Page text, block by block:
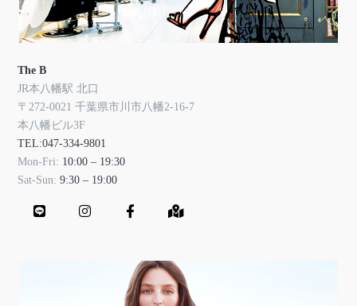
The B
JR本八幡駅 北口
〒272-0021 千葉県市川市八幡2-16-7
本八幡ビル3F
TEL:047-334-9801
Mon-Fri: 10:00 – 19:30
Sat-Sun:9:30 – 19:00